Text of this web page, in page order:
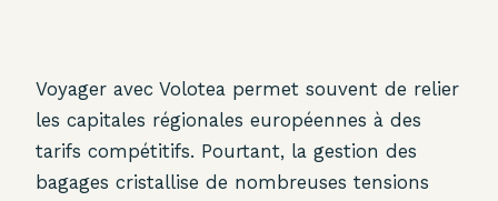
Voyager avec Volotea permet souvent de relier
les capitales régionales européennes à des
tarifs compétitifs. Pourtant, la gestion des
bagages cristallise de nombreuses tensions